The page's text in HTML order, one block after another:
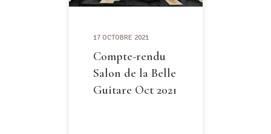
17 OCTOBRE 2021
Compte-rendu
Salon de la Belle
Guitare Oct 2021